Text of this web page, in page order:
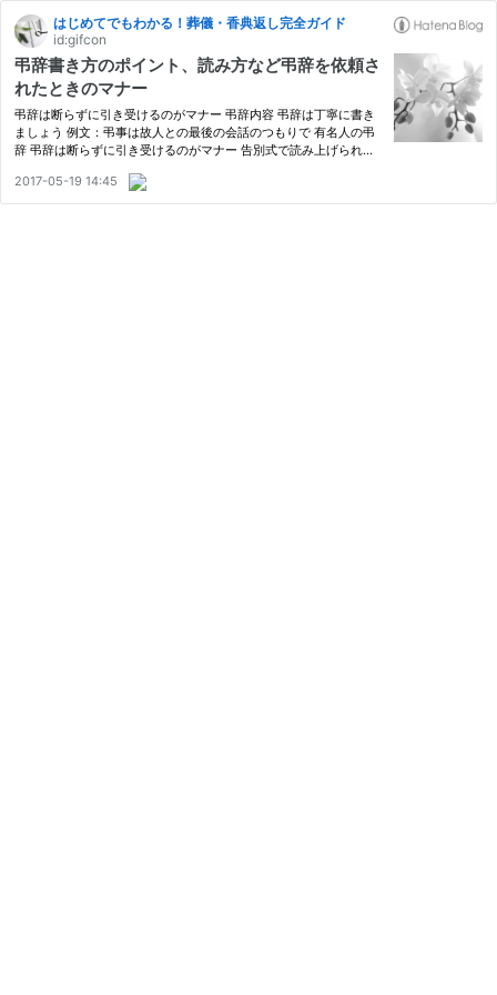
はじめてでもわかる！葬儀・香典返し完全ガイド
id:gifcon
弔辞書き方のポイント、読み方など弔辞を依頼さ
れたときのマナー
弔辞は断らずに引き受けるのがマナー 弔辞内容 弔辞は丁寧に書き
ましょう 例文：弔事は故人との最後の会話のつもりで 有名人の弔
辞 弔辞は断らずに引き受けるのがマナー 告別式で読み上げられる
葉を読み上げるものです。 遺族は、個人との関係を考えて、是非…
2017-05-19 14:45